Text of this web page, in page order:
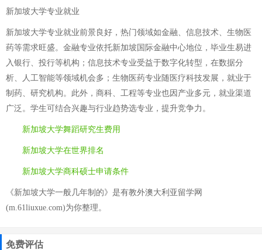
新加坡大学专业就业
新加坡大学专业就业前景良好，热门领域如金融、信息技术、生物医
药等需求旺盛。金融专业依托新加坡国际金融中心地位，毕业生易进
入银行、投行等机构；信息技术专业受益于数字化转型，在数据分
析、人工智能等领域机会多；生物医药专业随医疗科技发展，就业于
制药、研究机构。此外，商科、工程等专业也因产业多元，就业渠道
广泛。学生可结合兴趣与行业趋势选专业，提升竞争力。
新加坡大学舞蹈研究生费用
新加坡大学在世界排名
新加坡大学商科硕士申请条件
《新加坡大学一般几年制的》是有教外澳大利亚留学网
(m.61liuxue.com)为你整理。
免费评估